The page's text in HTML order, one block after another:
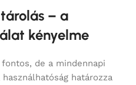
– a
kényelme
de a mindennapi
határozza